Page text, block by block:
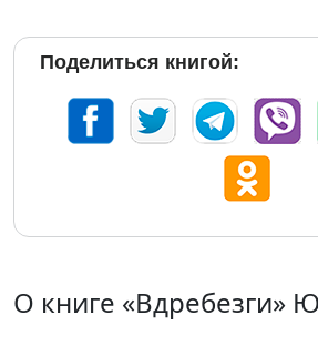
Поделиться книгой:
О книге «Вдребезги»